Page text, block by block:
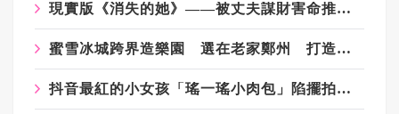
現實版《消失的她》——被丈夫謀財害命推落懸崖到重生的王暖暖
蜜雪冰城跨界造樂園 選在老家鄭州 打造中國迪士尼？
抖音最紅的小女孩「瑤一瑤小肉包」陷擺拍爭議 已停更1個月